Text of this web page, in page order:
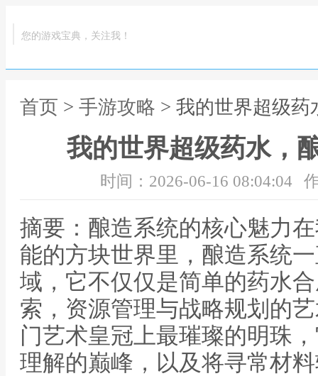
您的游戏宝典，关注我！
首页 > 手游攻略 > 我的世界超级
我的世界超级药水，
时间：2026-06-16 08:04:04
摘要：酿造系统的核心魅力
能的方块世界里，酿造系统
域，它不仅仅是简单的药水
索，资源管理与战略规划的
门艺术皇冠上最璀璨的明珠
理解的巅峰，以及将寻常材